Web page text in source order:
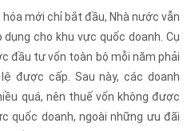
mới chỉ bắt đầu, Nhà nước vẫn
cho khu vực quốc doanh. Cụ
đầu tư vốn toàn bộ mỗi năm phải
được cấp. Sau này, các doanh
quá, nên thuế vốn không được
quốc doanh, ngoài những ưu đãi